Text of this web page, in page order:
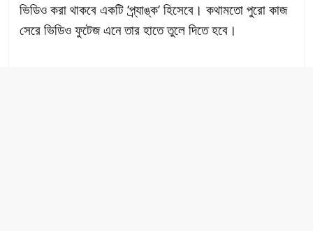
ভিডিও করা থাকবে একটি ‘প্র্যাঙ্ক’ হিসেবে। কথামতো পুরো কাজ
সেরে ভিডিও ফুটেজ এনে তার হাতে তুলে দিতে হবে।